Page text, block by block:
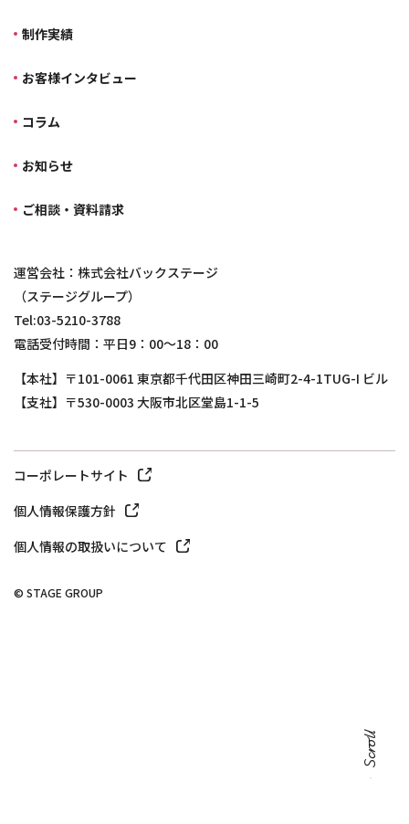
Scroll
制作実績
お客様インタビュー
コラム
お知らせ
ご相談・資料請求
運営会社：株式会社バックステージ
（ステージグループ）
Tel:03-5210-3788
電話受付時間：平日9：00～18：00
【本社】〒101-0061 東京都千代田区神田三崎町2-4-1TUG-I ビル
【支社】〒530-0003 大阪市北区堂島1-1-5
コーポレートサイト
個人情報保護方針
個人情報の取扱いについて
© STAGE GROUP